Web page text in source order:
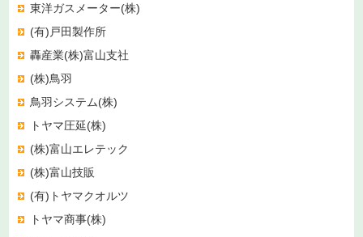
東洋ガスメーター(株)
(有)戸田製作所
轟産業(株)富山支社
(株)鳥羽
鳥羽システム(株)
トヤマ圧延(株)
(株)富山エレテック
(株)富山技販
(有)トヤマクオルツ
トヤマ商事(株)